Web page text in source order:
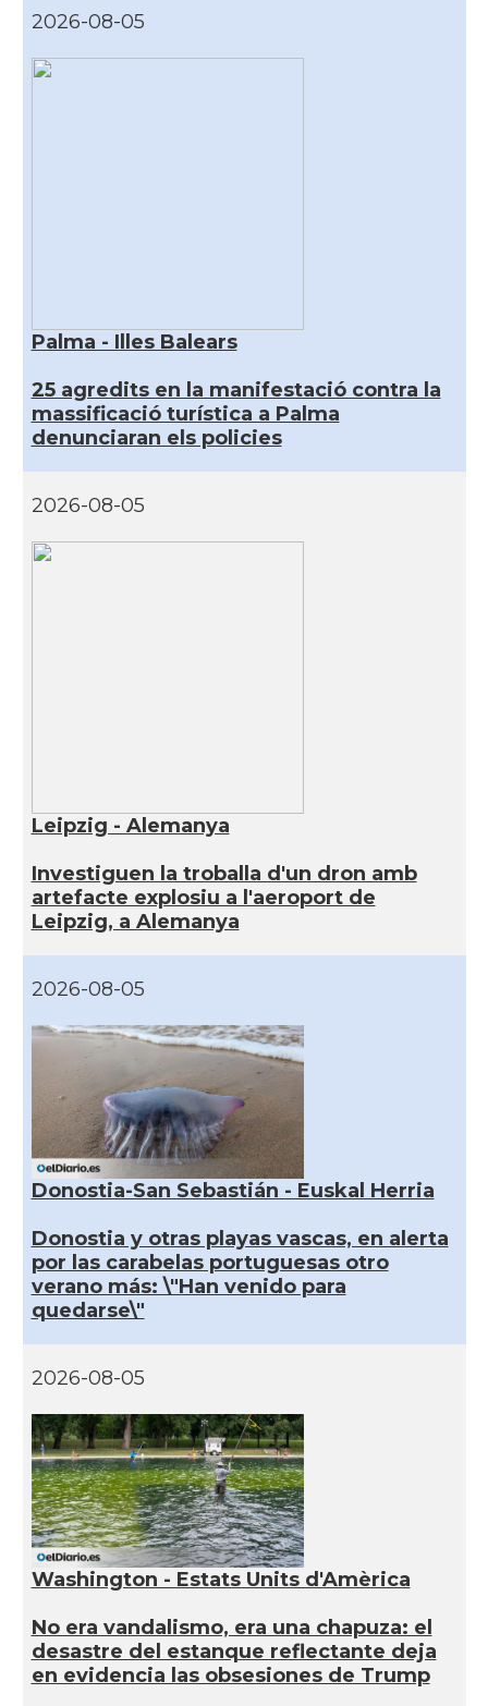
2026-08-05
Palma - Illes Balears
25 agredits en la manifestació contra la
massificació turística a Palma
denunciaran els policies
2026-08-05
Leipzig - Alemanya
Investiguen la troballa d'un dron amb
artefacte explosiu a l'aeroport de
Leipzig, a Alemanya
2026-08-05
Donostia-San Sebastián - Euskal Herria
Donostia y otras playas vascas, en alerta
por las carabelas portuguesas otro
verano más: \"Han venido para
quedarse\"
2026-08-05
Washington - Estats Units d'Amèrica
No era vandalismo, era una chapuza: el
desastre del estanque reflectante deja
en evidencia las obsesiones de Trump